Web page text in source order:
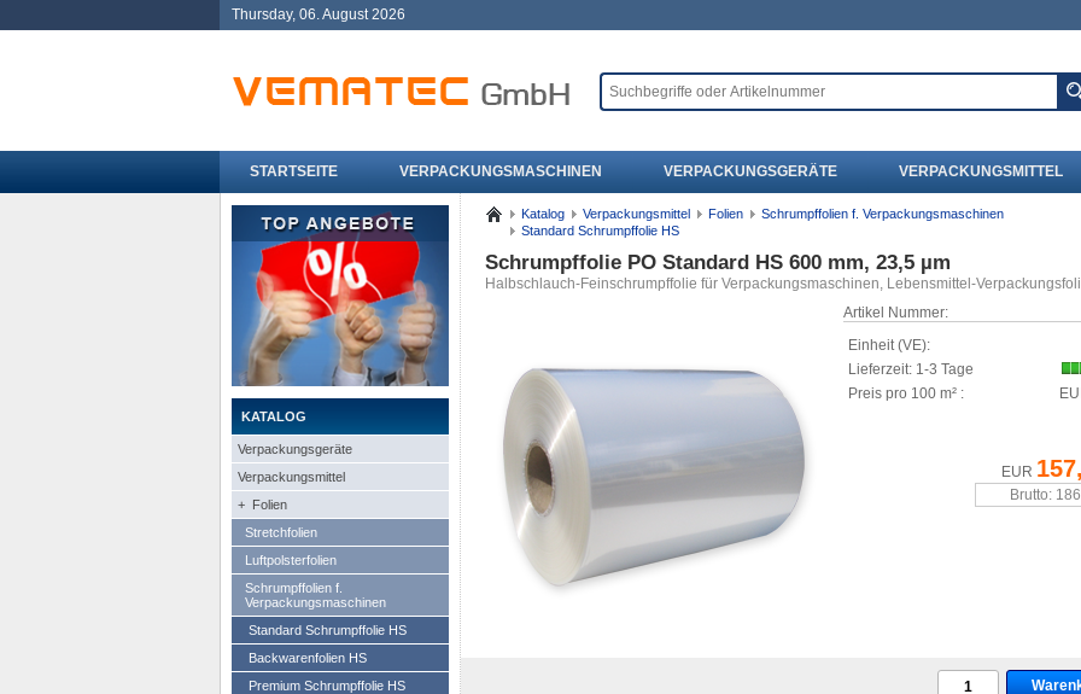
Thursday, 06. August 2026
STARTSEITE VERPACKUNGSMASCHINEN VERPACKUNGSGERÄTE VERPACKUNGSMITTEL
KATALOG
Verpackungsgeräte
Verpackungsmittel
+ Folien
Stretchfolien
Luftpolsterfolien
Schrumpffolien f.
Verpackungsmaschinen
Standard Schrumpffolie HS
Backwarenfolien HS
Premium Schrumpffolie HS
Katalog Verpackungsmittel Folien
Schrumpffolien f. Verpackungsmaschinen
Standard Schrumpffolie HS
Schrumpffolie PO Standard HS 600 mm, 23,5 µm
Halbschlauch-Feinschrumpffolie für Verpackungsmaschinen, Lebensmittel-
Artikel Nummer:
Einheit (VE):
Lieferzeit: 1-3 Tage
Preis pro 100 m² :
EUR
Brutto: